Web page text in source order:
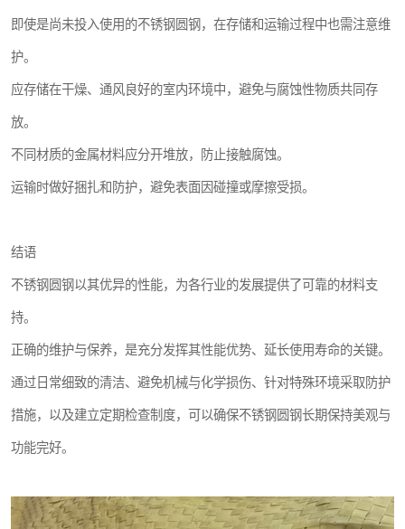
即使是尚未投入使用的不锈钢圆钢，在存储和运输过程中也需注意维
护。
应存储在干燥、通风良好的室内环境中，避免与腐蚀性物质共同存
放。
不同材质的金属材料应分开堆放，防止接触腐蚀。
运输时做好捆扎和防护，避免表面因碰撞或摩擦受损。
结语
不锈钢圆钢以其优异的性能，为各行业的发展提供了可靠的材料支
持。
正确的维护与保养，是充分发挥其性能优势、延长使用寿命的关键。
通过日常细致的清洁、避免机械与化学损伤、针对特殊环境采取防护
措施，以及建立定期检查制度，可以确保不锈钢圆钢长期保持美观与
功能完好。